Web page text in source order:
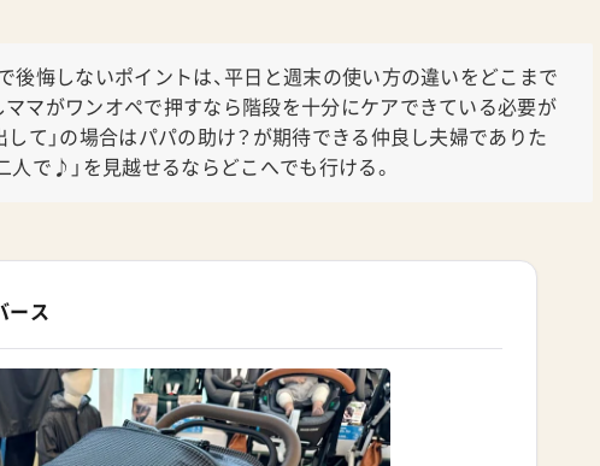
後悔しないポイントは、平日と週末の使い方の違いをどこまで
ママがワンオペで押すなら階段を十分にケアできている必要が
して」の場合はパパの助け？が期待できる仲良し夫婦でありた
人で♪」を見越せるならどこへでも行ける。
ース